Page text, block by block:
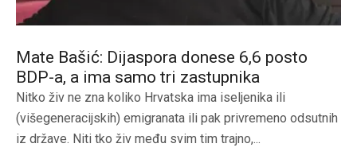
Mate Bašić: Dijaspora donese 6,6 posto
BDP-a, a ima samo tri zastupnika
Nitko živ ne zna koliko Hrvatska ima iseljenika ili
(višegeneracijskih) emigranata ili pak privremeno odsutnih
iz države. Niti tko živ među svim tim trajno,...